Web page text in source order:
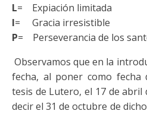
L= Expiación limitada
I= Gracia irresistible
P= Perseverancia de los
Observamos que en la
fecha, al poner como fecha
tesis de Lutero, el 17 de abril
decir el 31 de octubre de